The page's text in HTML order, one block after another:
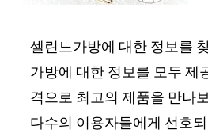
셀린느가방에 대한 정보를
가방에 대한 정보를 모두 제
격으로 최고의 제품을 만나
다수의 이용자들에게 선호